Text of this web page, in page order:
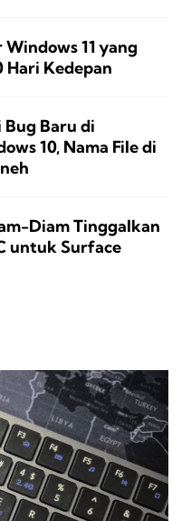
11 yang
Hari Kedepan
Baru di
10, Nama File di
Diam Tinggalkan
untuk Surface